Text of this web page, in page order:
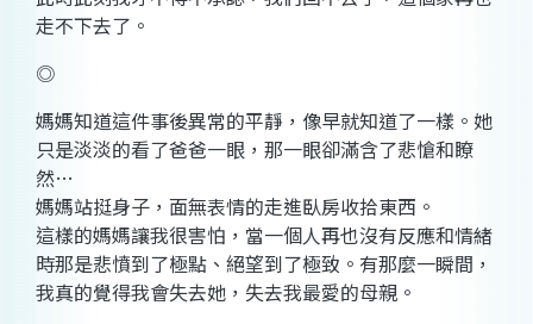
走不下去了。
◎
媽媽知道這件事後異常的平靜，像早就知道了一樣。她
只是淡淡的看了爸爸一眼，那一眼卻滿含了悲愴和瞭
然…
媽媽站挺身子，面無表情的走進臥房收拾東西。
這樣的媽媽讓我很害怕，當一個人再也沒有反應和情緒
時那是悲憤到了極點、絕望到了極致。有那麼一瞬間，
我真的覺得我會失去她，失去我最愛的母親。